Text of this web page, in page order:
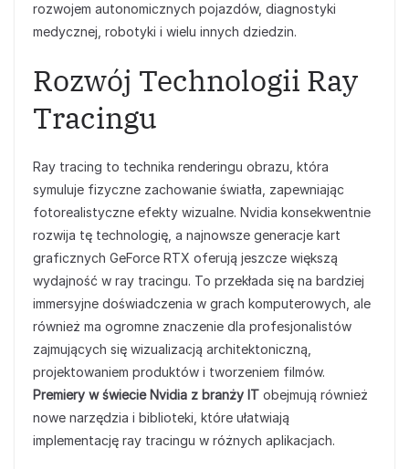
rozwojem autonomicznych pojazdów, diagnostyki
medycznej, robotyki i wielu innych dziedzin.
Rozwój Technologii Ray
Tracingu
Ray tracing to technika renderingu obrazu, która
symuluje fizyczne zachowanie światła, zapewniając
fotorealistyczne efekty wizualne. Nvidia konsekwentnie
rozwija tę technologię, a najnowsze generacje kart
graficznych GeForce RTX oferują jeszcze większą
wydajność w ray tracingu. To przekłada się na bardziej
immersyjne doświadczenia w grach komputerowych, ale
również ma ogromne znaczenie dla profesjonalistów
zajmujących się wizualizacją architektoniczną,
projektowaniem produktów i tworzeniem filmów.
Premiery w świecie Nvidia z branży IT obejmują również
nowe narzędzia i biblioteki, które ułatwiają
implementację ray tracingu w różnych aplikacjach.